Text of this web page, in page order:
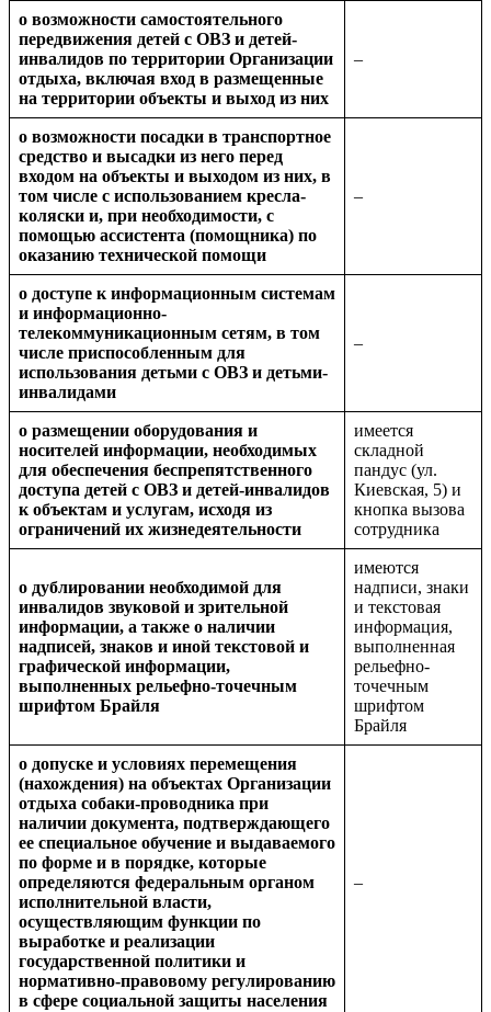
о возможности самостоятельного
передвижения детей с ОВЗ и детей-
инвалидов по территории Организации
отдыха, включая вход в размещенные
на территории объекты и выход из них
–
о возможности посадки в транспортное
средство и высадки из него перед
входом на объекты и выходом из них, в
том числе с использованием кресла-
коляски и, при необходимости, с
помощью ассистента (помощника) по
оказанию технической помощи
–
о доступе к информационным системам
и информационно-
телекоммуникационным сетям, в том
числе приспособленным для
использования детьми с ОВЗ и детьми-
инвалидами
–
о размещении оборудования и
носителей информации, необходимых
для обеспечения беспрепятственного
доступа детей с ОВЗ и детей-инвалидов
к объектам и услугам, исходя из
ограничений их жизнедеятельности
имеется
складной
пандус (ул.
Киевская, 5) и
кнопка вызова
сотрудника
о дублировании необходимой для
инвалидов звуковой и зрительной
информации, а также о наличии
надписей, знаков и иной текстовой и
графической информации,
выполненных рельефно-точечным
шрифтом Брайля
имеются
надписи, знаки
и текстовая
информация,
выполненная
рельефно-
точечным
шрифтом
Брайля
о допуске и условиях перемещения
(нахождения) на объектах Организации
отдыха собаки-проводника при
наличии документа, подтверждающего
ее специальное обучение и выдаваемого
по форме и в порядке, которые
определяются федеральным органом
исполнительной власти,
осуществляющим функции по
выработке и реализации
государственной политики и
нормативно-правовому регулированию
в сфере социальной защиты населения
–